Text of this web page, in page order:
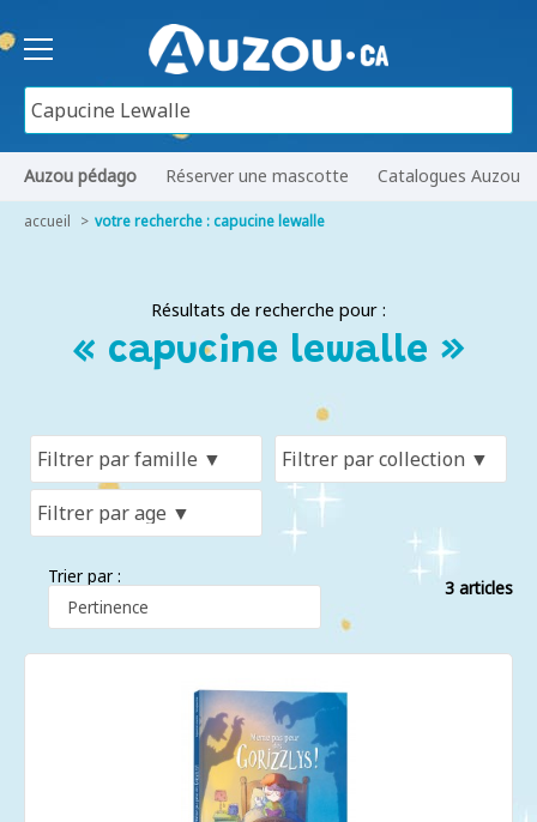
Auzou pédago Réserver une mascotte Catalogues Auzou
accueil votre recherche : capucine lewalle
Résultats de recherche pour :
« capucine lewalle »
Trier par :
3 articles